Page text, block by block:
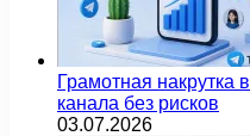
Грамотная накрутка
канала без рисков
03.07.2026